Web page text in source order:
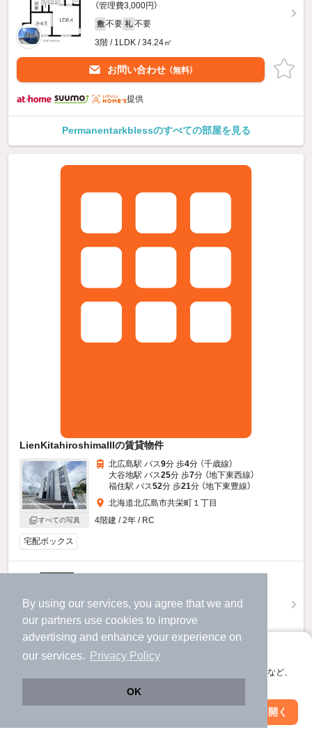
By using our services, you agree that we and
our partners use cookies to improve
advertising and enhance your experience on
our services.
Privacy Policy
OK
アプリに切り替えて、サクサクお部屋探し
会員登録なしですぐ使える。マップ検索やお気に入り保存など、
アプリを開く
（管理費3,000円）
敷 不要 礼 不要
3階 / 1LDK / 34.24㎡
お問い合わせ （無料）
提供
Permanentarkblessのすべての部屋を見る
LienKitahiroshimaIIIの賃貸物件
すべての写真
北広島駅 バス9分 歩4分 （千歳線）
大谷地駅 バス25分 歩7分 （地下東西線）
福住駅 バス52分 歩21分 （地下東豊線）
北海道北広島市共栄町１丁目
4階建 / 2年 / RC
宅配ボックス
礼
不要
1階 / 1LDK / 29.32㎡
お問い合わせ
6.1万円
絞り込み条件を変更